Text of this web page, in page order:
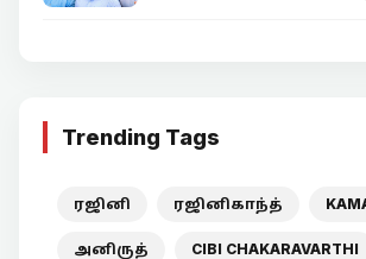
Trending Tags
ரஜினி ரஜினிகாந்த்
அனிருத் CIBI CHAKARAVARTHI